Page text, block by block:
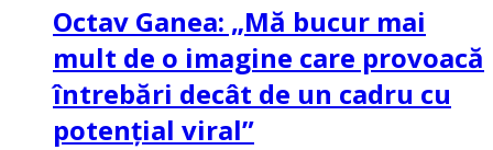
Octav Ganea: „Mă bucur mai
mult de o imagine care provoacă
întrebări decât de un cadru cu
potenţial viral”